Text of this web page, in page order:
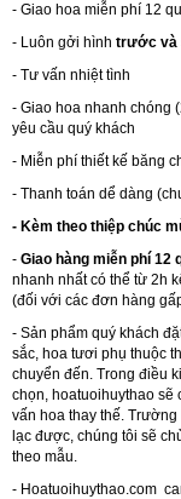
- Giao hoa miễn phí 12
- Luôn gởi hình trước và
- Tư vấn nhiệt tình
- Giao hoa nhanh chóng
yêu cầu quý khách
- Miễn phí thiết kế băng
- Thanh toán dể dàng
- Kèm theo thiệp chúc
- Giao hàng miễn phí 12
nhanh nhất có thể từ 2h
(đối với các đơn hàng
- Sản phẩm quý khách
sắc, hoa tươi phụ thuộc
chuyển đến. Trong điều
chọn, hoatuoihuythao sẽ
vấn hoa thay thế.
lạc được, chúng tôi sẽ
theo mẫu.
- Hoatuoihuythao.com